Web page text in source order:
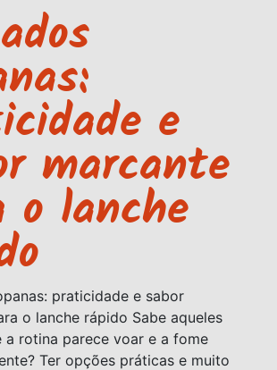
e
marcante
o lanche
praticidade e sabor
o lanche rápido Sabe aqueles
a rotina parece voar e a fome
Ter opções práticas e muito